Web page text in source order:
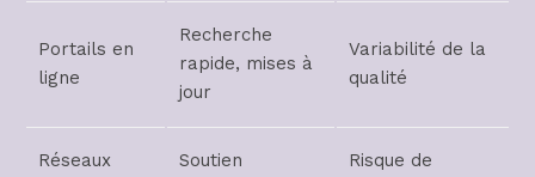
Portails en
ligne
Recherche
rapide, mises à
jour
Variabilité de la
qualité
Réseaux
Soutien
Risque de